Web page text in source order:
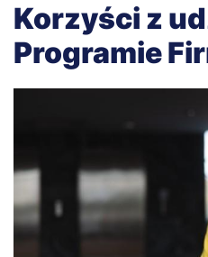
Korzyści z
Programie